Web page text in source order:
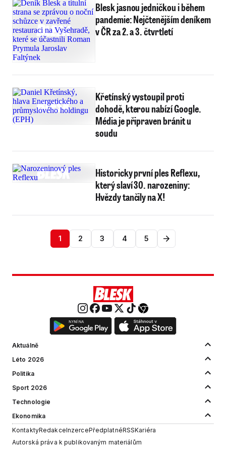
Blesk jasnou jedničkou i během
pandemie: Nejčtenějším deníkem
v ČR za 2. a 3. čtvrtletí
Křetínský vystoupil proti
dohodě, kterou nabízí Google.
Média je připraven bránit u
soudu
Historicky první ples Reflexu,
který slaví 30. narozeniny:
Hvězdy tančily na X!
1 2 3 4 5
Aktuálně
Léto 2026
Politika
Sport 2026
Technologie
Ekonomika
KontaktyRedakceInzercePředplatnéRSSKariéra
Autorská práva k publikovaným materiálům